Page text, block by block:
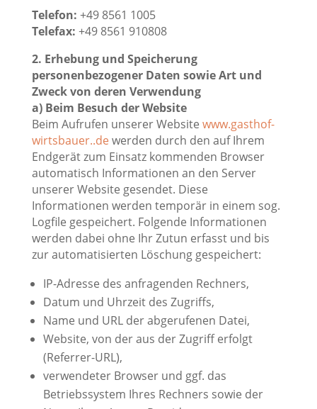
Telefon: +49 8561 1005
Telefax: +49 8561 910808
2. Erhebung und Speicherung
personenbezogener Daten sowie Art und
Zweck von deren Verwendung
a) Beim Besuch der Website
Beim Aufrufen unserer Website www.gasthof-
wirtsbauer..dewerden durch den auf Ihrem
Endgerät zum Einsatz kommenden Browser
automatisch Informationen an den Server
unserer Website gesendet. Diese
Informationen werden temporär in einem sog.
Logfile gespeichert. Folgende Informationen
werden dabei ohne Ihr Zutun erfasst und bis
zur automatisierten Löschung gespeichert:
IP-Adresse des anfragenden Rechners,
Datum und Uhrzeit des Zugriffs,
Name und URL der abgerufenen Datei,
Website, von der aus der Zugriff erfolgt
(Referrer-URL),
verwendeter Browser und ggf. das
Betriebssystem Ihres Rechners sowie der